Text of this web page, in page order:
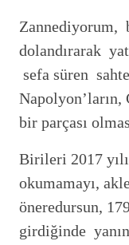
Zannediyorum,
dolandırarak
sefa süren
Napolyon’ların,
bir parçası
Birileri 2017
okumamayı,
öneredursun,
girdiğinde